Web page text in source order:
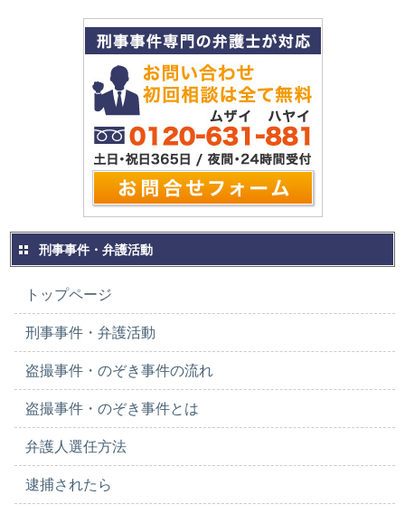
刑事事件・弁護活動
トップページ
刑事事件・弁護活動
盗撮事件・のぞき事件の流れ
盗撮事件・のぞき事件とは
弁護人選任方法
逮捕されたら